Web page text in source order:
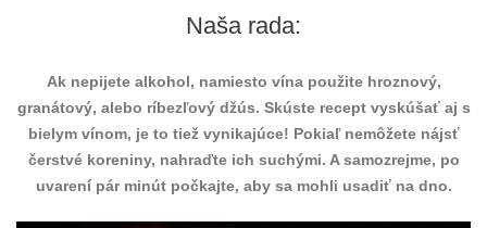
Naša rada:
Ak nepijete alkohol, namiesto vína použite hroznový,
granátový, alebo ríbezľový džús. Skúste recept vyskúšať aj s
bielym vínom, je to tiež vynikajúce! Pokiaľ nemôžete nájsť
čerstvé koreniny, nahraďte ich suchými. A samozrejme, po
uvarení pár minút počkajte, aby sa mohli usadiť na dno.